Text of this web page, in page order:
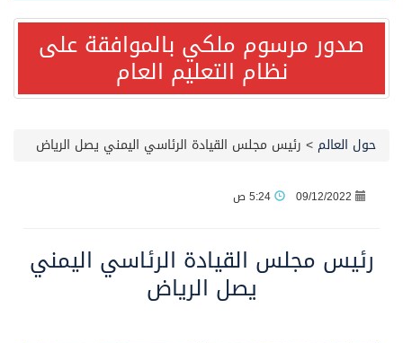
قيادة القوات المشتركة للتحالف: نفذنا عملية رد عسكري متناسبة لأهداف عسكرية مشروعة تابعة للمليشيا الحوثية الإرهابية في محافظة الحديدة
خلال 3 أيام… التجمعات الصحية تتلقى رغبات أكثر من 87% من موظفي وزارة الصحة لعروض الانتقال
صدور مرسوم ملكي بالموافقة على
نظام التعليم العام
حول العالم > رئيس مجلس القيادة الرئاسي اليمني يصل الرياض
09/12/2022
رئيس مجلس القيادة الرئاسي اليمني
يصل الرياض